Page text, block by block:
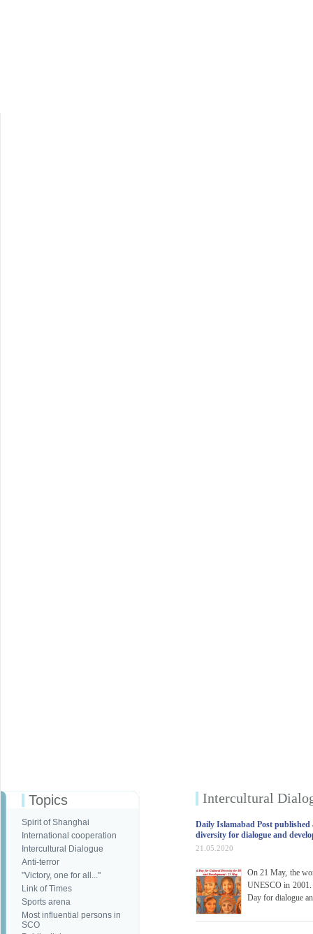
Topics
Spirit of Shanghai
International cooperation
Intercultural Dialogue
Anti-terror
"Victory, one for all..."
Link of Times
Sports arena
Most influential persons in
SCO
Intercultural
Daily Islamabad Post
diversity for dialogue and
21.05.2020
On 21 May, the
UNESCO in
Day for dialogue